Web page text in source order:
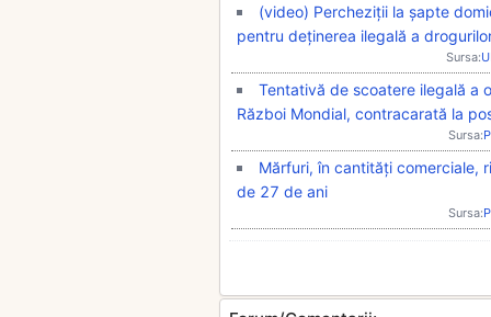
(video) Percheziții la șapte
pentru deținerea ilegală a
Sursa:
Tentativă de scoatere ilegală a
Război Mondial, contracarată la
Sursa:
Mărfuri, în cantități comerciale,
de 27 de ani
Sursa: